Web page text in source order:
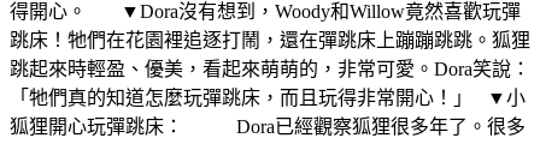
得開心。 ▼Dora沒有想到，Woody和Willow竟然喜歡玩彈
跳床！牠們在花園裡追逐打鬧，還在彈跳床上蹦蹦跳跳。狐狸
跳起來時輕盈、優美，看起來萌萌的，非常可愛。Dora笑說：
「牠們真的知道怎麼玩彈跳床，而且玩得非常開心！」 ▼小
狐狸開心玩彈跳床： Dora已經觀察狐狸很多年了。很多